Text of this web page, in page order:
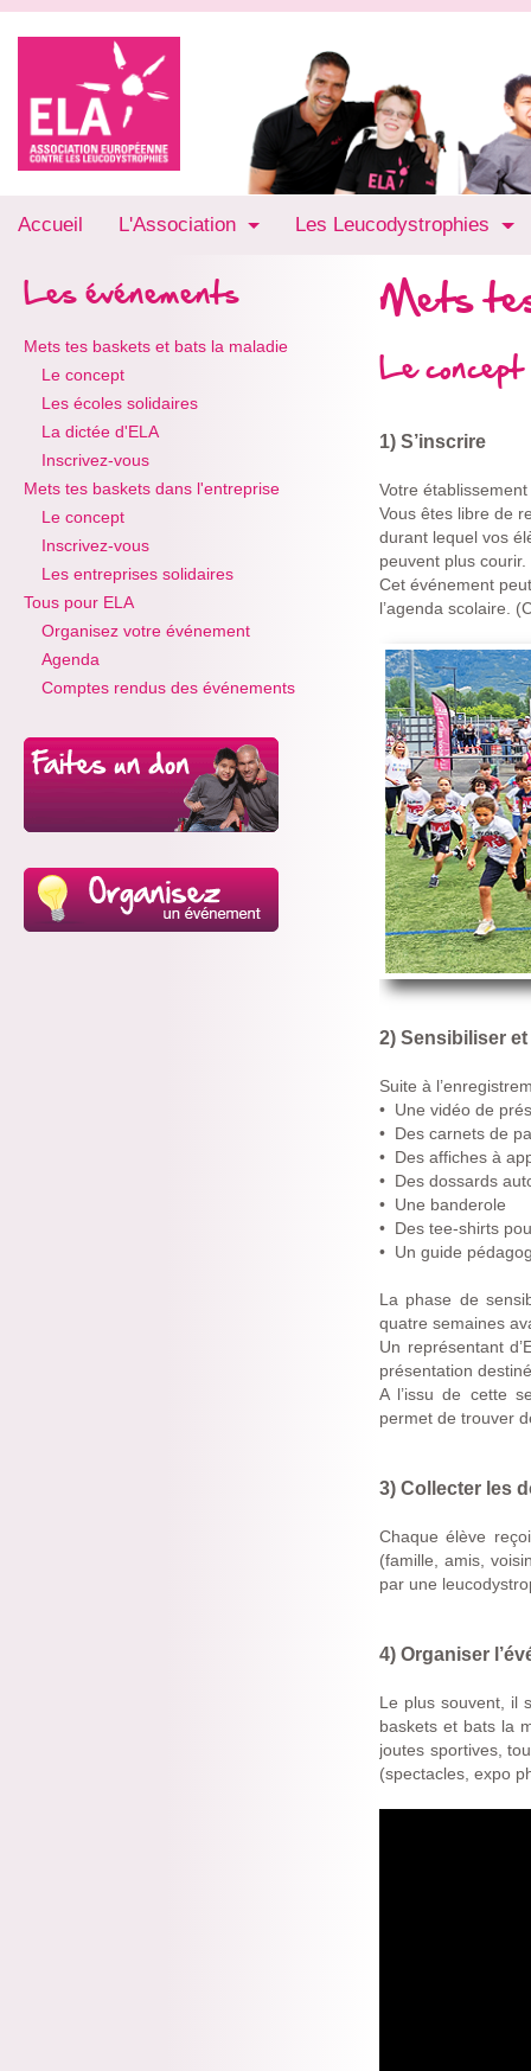
Accueil L'Association Les Leucodystrophies
Les événements
Mets tes baskets et bats la maladie
Le concept
Les écoles solidaires
La dictée d'ELA
Inscrivez-vous
Mets tes baskets dans l'entreprise
Le concept
Inscrivez-vous
Les entreprises solidaires
Tous pour ELA
Organisez votre événement
Agenda
Comptes rendus des événements
Mets
Le concept
1) S’inscrire
Votre
Vous êtes libre de
durant lequel vos
peuvent plus courir.
Cet événement
l’agenda scolaire.
2) Sensibiliser
Suite à
• Une vidéo de
• Des carnets de
• Des affiches à
• Des dossards
• Une banderole
• Des tee-shirts
• Un guide
La phase de
quatre semaines
Un représentant
présentation
A l’issu de cette
permet de trouver
3) Collecter les
Chaque élève
(famille, amis,
par une
4) Organiser
Le plus souvent, il
baskets et bats la
joutes sportives,
(spectacles, expo